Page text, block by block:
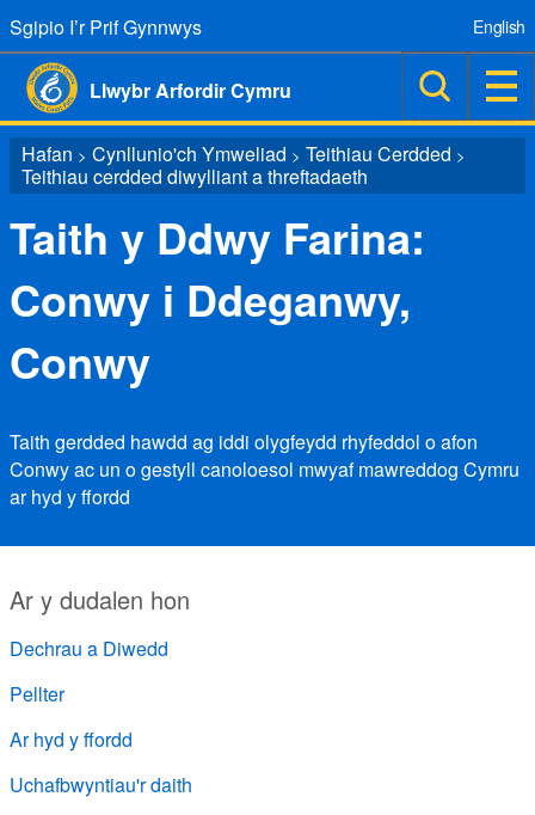
Sgipio I’r Prif Gynnwys
Llwybr Arfordir Cymru
English
Hafan > Cynllunio'ch Ymweliad > Teithiau Cerdded >
Teithiau cerdded diwylliant a threftadaeth
Taith y Ddwy Farina:
Conwy i Ddeganwy,
Conwy
Taith gerdded hawdd ag iddi olygfeydd rhyfeddol o afon
Conwy ac un o gestyll canoloesol mwyaf mawreddog Cymru
ar hyd y ffordd
Ar y dudalen hon
Dechrau a Diwedd
Pellter
Ar hyd y ffordd
Uchafbwyntiau'r daith